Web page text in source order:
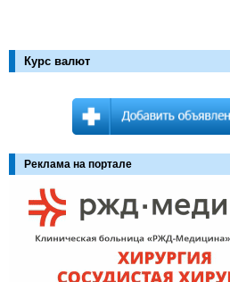
Курс валют
Реклама на портале